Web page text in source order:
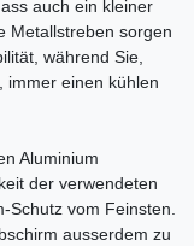
auch ein kleiner
Metallstreben sorgen
während Sie,
immer einen kühlen
Aluminium
der verwendeten
vom Feinsten.
ausserdem zu